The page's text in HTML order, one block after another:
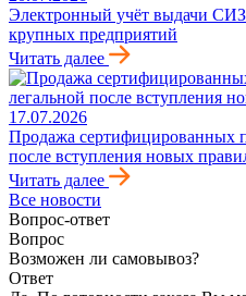
Электронный учёт выдачи СИЗ
крупных предприятий
Читать далее
17.07.2026
Продажа сертифицированных
после вступления новых
Читать далее
Все новости
Вопрос-ответ
Вопрос
Возможен ли самовывоз?
Ответ